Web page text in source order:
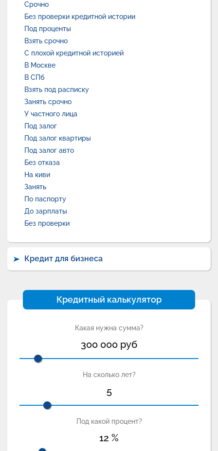
Срочно
Без проверки кредитной истории
Под проценты
Взять срочно
С плохой кредитной историей
В Москве
В СПб
Взять под расписку
Занять срочно
У частного лица
Под залог
Под залог квартиры
Под залог авто
Без отказа
На киви
Занять
По паспорту
До зарплаты
Без проверки
Кредит для бизнеса
Кредитный калькулятор
Какая нужна сумма?
300 000 руб
На сколько лет?
5
Под какой процент?
12 %